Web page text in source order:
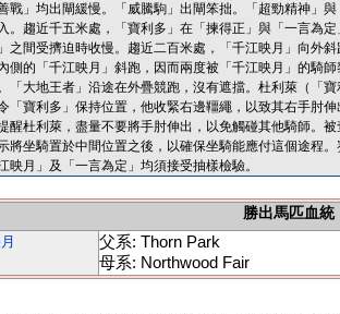
戰」均出閘緩慢。「威騰駒」出閘笨拙。「超勁精神」
。趨近千五米處，「寶利多」在「揀得正」與「一言為
之間受擠迫時收慢。趨近二百米處，「千江映月」向外
側的「千江映月」斜跑，因而兩度被「千江映月」的騎
「大地王者」沿途在外疊競跑，沒有遮擋。杜利萊（「
「寶利多」保持位置，他收緊右邊韁繩，以致其右手肘
醒杜利萊，盡量不要將手肘伸出，以免觸碰其他騎師。
將坐騎置於中間位置之後，以確保坐騎能應付這個途程
映月」及「一言為定」均須接受抽樣檢驗。
勝出馬匹血統
父系: Thorn Park
母系: Northwood Fair